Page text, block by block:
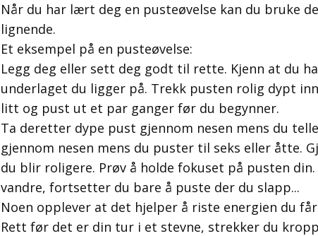
Når du har lært deg en pusteøvelse kan du bruke
lignende.
Et eksempel på en pusteøvelse:
Legg deg eller sett deg godt til rette. Kjenn at du
underlaget du ligger på. Trekk pusten rolig dypt
litt og pust ut et par ganger før du begynner.
Ta deretter dype pust gjennom nesen mens du
gjennom nesen mens du puster til seks eller åtte.
du blir roligere. Prøv å holde fokuset på pusten
vandre, fortsetter du bare å puste der du slapp...
Noen opplever at det hjelper å riste energien du
Rett før det er din tur i et stevne, strekker du